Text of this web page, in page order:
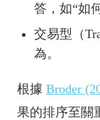
答，如“如
交易型（
為。
根據 Broder
果的排序至關